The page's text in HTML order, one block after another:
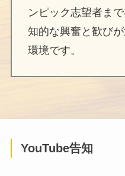
ンピック志望者まで
知的な興奮と歓び
環境です。
YouTube告知